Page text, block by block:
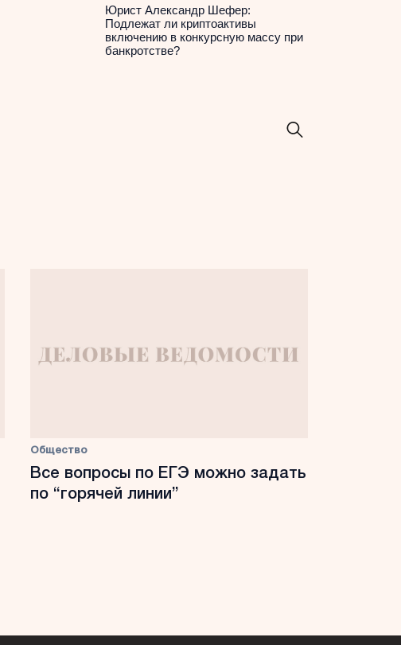
Юрист Александр Шефер:
Подлежат ли криптоактивы
включению в конкурсную массу при
банкротстве?
Общество
Все вопросы по ЕГЭ можно задать
по “горячей линии”